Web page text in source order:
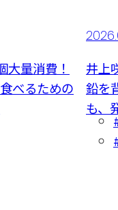
大量消費！
べるための
井上
鉛を
も、